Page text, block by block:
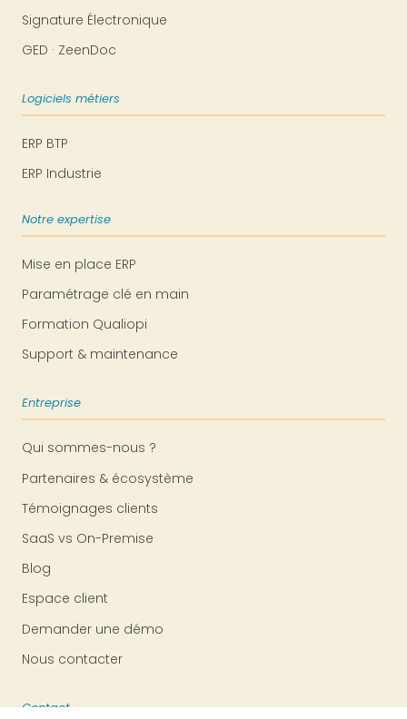
Signature Électronique
GED · ZeenDoc
Logiciels métiers
ERP BTP
ERP Industrie
Notre expertise
Mise en place ERP
Paramétrage clé en main
Formation Qualiopi
Support & maintenance
Entreprise
Qui sommes-nous ?
Partenaires & écosystème
Témoignages clients
SaaS vs On-Premise
Blog
Espace client
Demander une démo
Nous contacter
Contact